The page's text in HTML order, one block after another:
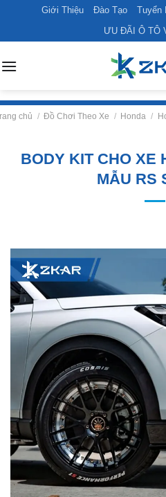
content
Giới Thiệu Đào Tạo Tuyển
ƯU ĐÃI Ô TÔ
chủ / Đồ Chơi Theo Xe / Honda /
BODY KIT CHO XE
MẪU RS